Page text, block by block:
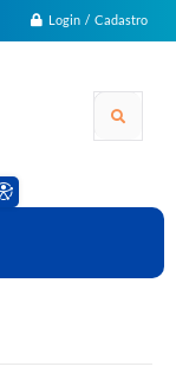
Login / Cadastro